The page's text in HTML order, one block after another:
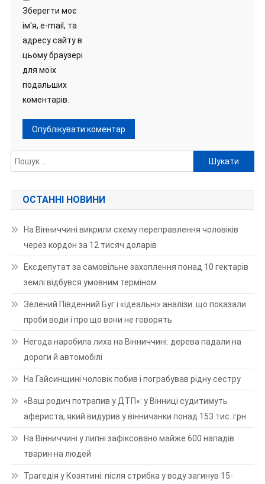
Зберегти моє
ім'я, e-mail, та
адресу сайту в
цьому браузері
для моїх
подальших
коментарів.
Пошук:
ОСТАННІ НОВИНИ
На Вінниччині викрили схему переправлення чоловіків
через кордон за 12 тисяч доларів
Ексдепутат за самовільне захоплення понад 10 гектарів
землі відбувся умовним терміном
Зелений Південний Буг і «ідеальні» аналізи: що показали
проби води і про що вони не говорять
Негода наробила лиха на Вінниччині: дерева падали на
дороги й автомобілі
На Гайсинщині чоловік побив і пограбував рідну сестру
«Ваш родич потрапив у ДТП»: у Вінниці судитимуть
афериста, який видурив у вінничанки понад 153 тис. грн
На Вінниччині у липні зафіксовано майже 600 нападів
тварин на людей
Трагедія у Козятині: після стрибка у воду загинув 15-